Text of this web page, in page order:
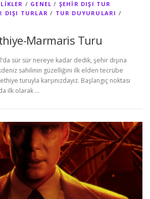
/ GENEL / ŞEHIR DIŞI TUR
DIŞI TURLAR / TUR DUYURULARI /
Marmaris Turu
sür sür nereye kadar dedik, şehir dışına
sahilinin güzelliğini ilk elden tecrübe
turuyla karşınızdayız. Başlangıç noktası
ilk olarak …